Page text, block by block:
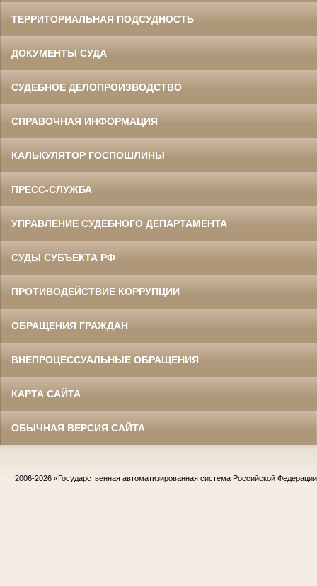
ТЕРРИТОРИАЛЬНАЯ ПОДСУДНОСТЬ
ДОКУМЕНТЫ СУДА
СУДЕБНОЕ ДЕЛОПРОИЗВОДСТВО
СПРАВОЧНАЯ ИНФОРМАЦИЯ
КАЛЬКУЛЯТОР ГОСПОШЛИНЫ
ПРЕСС-СЛУЖБА
УПРАВЛЕНИЕ СУДЕБНОГО ДЕПАРТАМЕНТА
СУДЫ СУБЪЕКТА РФ
ПРОТИВОДЕЙСТВИЕ КОРРУПЦИИ
ОБРАЩЕНИЯ ГРАЖДАН
ВНЕПРОЦЕССУАЛЬНЫЕ ОБРАЩЕНИЯ
КАРТА САЙТА
ОБЫЧНАЯ ВЕРСИЯ САЙТА
2006-2026 «Государственная автоматизированная система Российской